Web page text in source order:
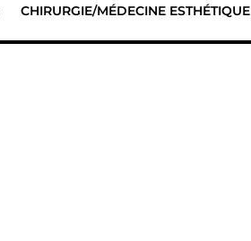
CHIRURGIE/MÉDECINE ESTHÉTIQUE